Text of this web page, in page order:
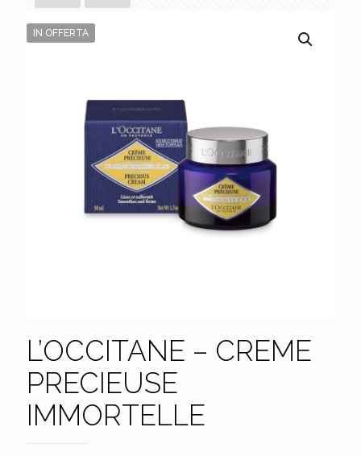
IN OFFERTA
L’OCCITANE – CREME
PRECIEUSE
IMMORTELLE